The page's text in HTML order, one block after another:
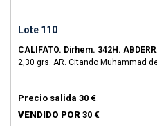
Lote 110
CALIFATO. Dirhem. 342H.
2,30 grs. AR. Citando Muhammad
Precio salida 30 €
VENDIDO POR 30 €